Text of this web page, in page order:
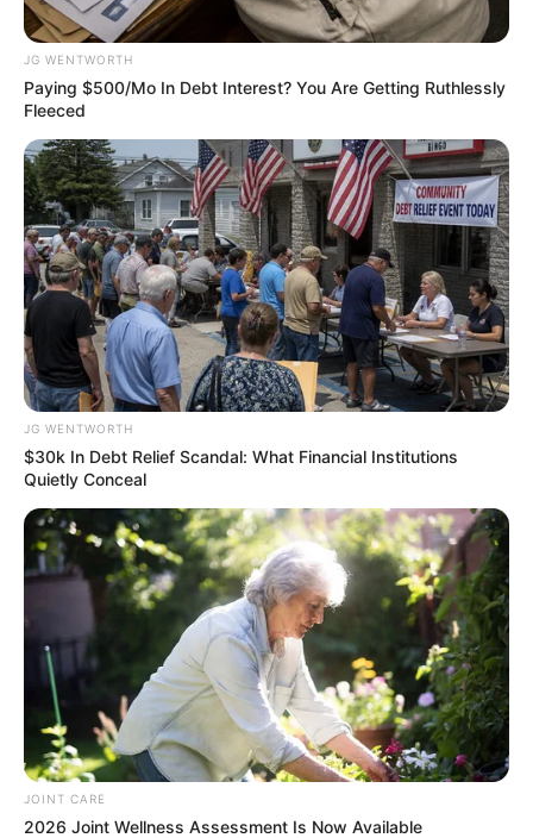
These Actors Didn't Want To Share The Spotlight
She Took Her Love For Horses To A Whole New Level
BRAINBERRIES
The Best Tarantino Movie Yet
BRAINBERRIES
JG WENTWORTH
Paying $500/Mo In Debt Interest? You Are Getting Ruthlessly
Fleeced
JG WENTWORTH
$30k In Debt Relief Scandal: What Financial Institutions
Quietly Conceal
JOINT CARE
2026 Joint Wellness Assessment Is Now Available